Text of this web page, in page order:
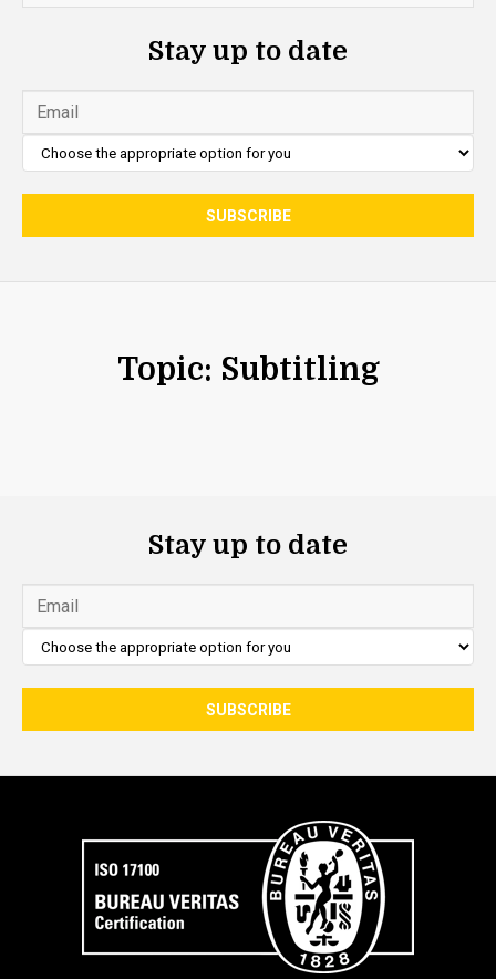
Stay up to date
Topic: Subtitling
Stay up to date